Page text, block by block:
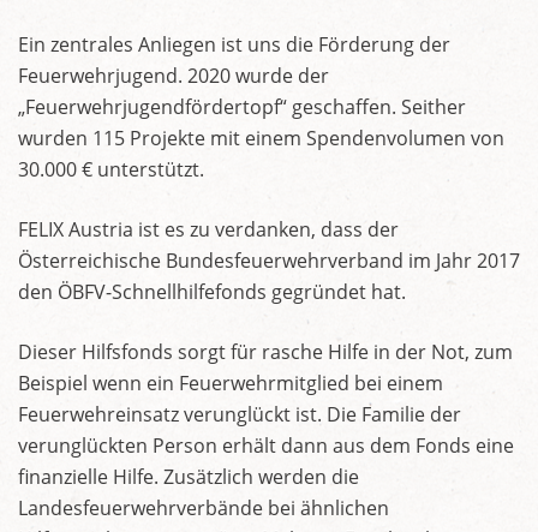
Ein zentrales Anliegen ist uns die Förderung der
Feuerwehrjugend. 2020 wurde der
„Feuerwehrjugendfördertopf“ geschaffen. Seither
wurden 115 Projekte mit einem Spendenvolumen von
30.000 € unterstützt.
FELIX Austria ist es zu verdanken, dass der
Österreichische Bundesfeuerwehrverband im Jahr 2017
den ÖBFV-Schnellhilfefonds gegründet hat.
Dieser Hilfsfonds sorgt für rasche Hilfe in der Not, zum
Beispiel wenn ein Feuerwehrmitglied bei einem
Feuerwehreinsatz verunglückt ist. Die Familie der
verunglückten Person erhält dann aus dem Fonds eine
finanzielle Hilfe. Zusätzlich werden die
Landesfeuerwehrverbände bei ähnlichen